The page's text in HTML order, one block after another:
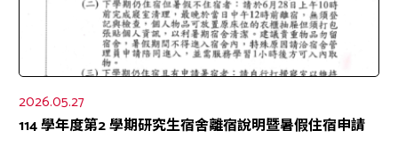
2026.05.27
114 學年度第2 學期研究生宿舍離宿說明暨暑假住宿申請